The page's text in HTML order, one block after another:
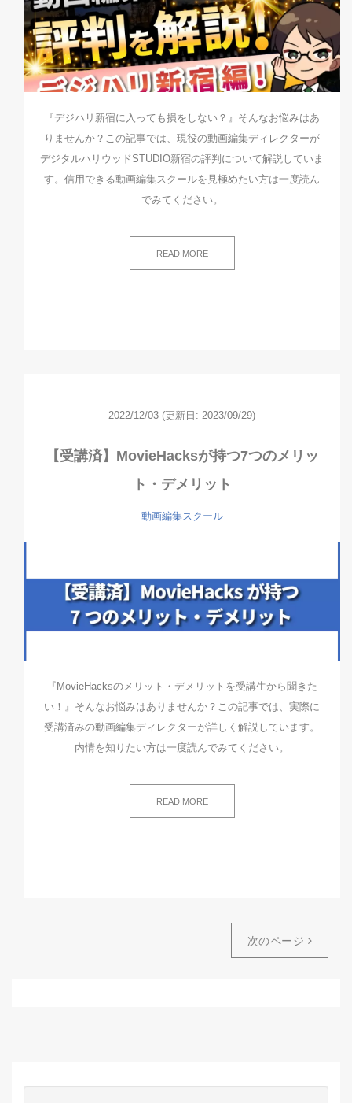
『デジハリ新宿に入っても損をしない？』そんなお悩みはあ
りませんか？この記事では、現役の動画編集ディレクターが
デジタルハリウッドSTUDIO新宿の評判について解説していま
す。信用できる動画編集スクールを見極めたい方は一度読ん
でみてください。
READ MORE
2022/12/03 (更新日: 2023/09/29)
【受講済】MovieHacksが持つ7つのメリッ
ト・デメリット
動画編集スクール
『MovieHacksのメリット・デメリットを受講生から聞きた
い！』そんなお悩みはありませんか？この記事では、実際に
受講済みの動画編集ディレクターが詳しく解説しています。
内情を知りたい方は一度読んでみてください。
READ MORE
次のページ